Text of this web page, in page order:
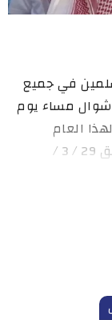
في جميع
شوال مساء يوم
العام
1446هـ ــ حسب تقويم أم القرى ــ الموافق 29 / 3 /